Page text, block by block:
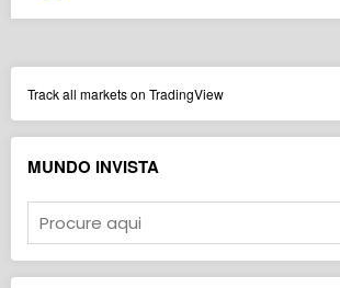
Track all markets on TradingView
MUNDO INVISTA